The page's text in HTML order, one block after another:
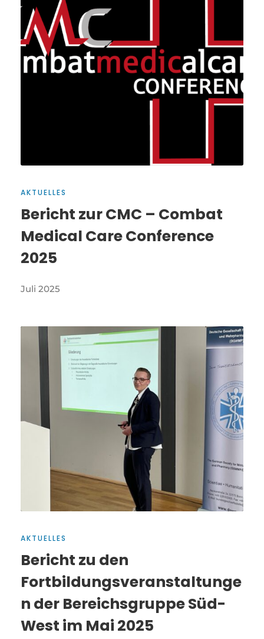
AKTUELLES
Bericht zur CMC – Combat
Medical Care Conference
2025
Juli 2025
AKTUELLES
Bericht zu den
Fortbildungsveranstaltunge
n der Bereichsgruppe Süd-
West im Mai 2025